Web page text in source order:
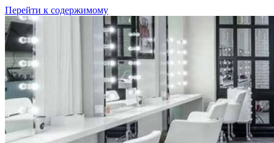
Перейти к содержимому